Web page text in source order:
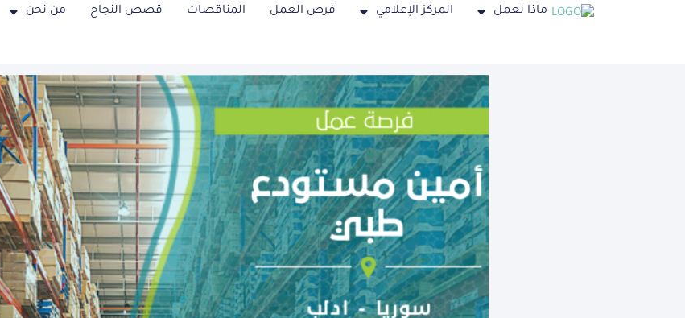
ماذا نعمل المركز الإعلامي فرص العمل المناقصات قصص النجاح من نحن